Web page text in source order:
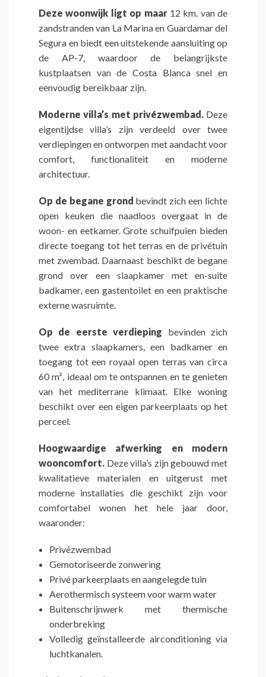
Deze woonwijk ligt op maar12 km. van de
zandstranden van La Marina en Guardamar del
Segura en biedt een uitstekende aansluiting op
de AP-7, waardoor de belangrijkste
kustplaatsen van de Costa Blanca snel en
eenvoudig bereikbaar zijn.
Moderne villa’s met privézwembad. Deze
eigentijdse villa’s zijn verdeeld over twee
verdiepingen en ontworpen met aandacht voor
comfort, functionaliteit en moderne
architectuur.
Op de begane grond bevindt zich een lichte
open keuken die naadloos overgaat in de
woon- en eetkamer. Grote schuifpuien bieden
directe toegang tot het terras en de privétuin
met zwembad. Daarnaast beschikt de begane
grond over een slaapkamer met en-suite
badkamer, een gastentoilet en een praktische
externe wasruimte.
Op de eerste verdieping bevinden zich
twee extra slaapkamers, een badkamer en
toegang tot een royaal open terras van circa
60 m², ideaal om te ontspannen en te genieten
van het mediterrane klimaat. Elke woning
beschikt over een eigen parkeerplaats op het
perceel.
Hoogwaardige afwerking en modern
wooncomfort. Deze villa’s zijn gebouwd met
kwalitatieve materialen en uitgerust met
moderne installaties die geschikt zijn voor
comfortabel wonen het hele jaar door,
waaronder:
Privézwembad
Gemotoriseerde zonwering
Privé parkeerplaats en aangelegde tuin
Aerothermisch systeem voor warm water
Buitenschrijnwerk met thermische
onderbreking
Volledig geïnstalleerde airconditioning via
luchtkanalen.